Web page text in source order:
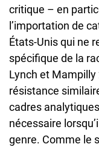
critique – en
l’importation de
États-Unis qui ne
spécifique de la
Lynch et Mampilly
résistance
cadres
nécessaire
genre. Comme le